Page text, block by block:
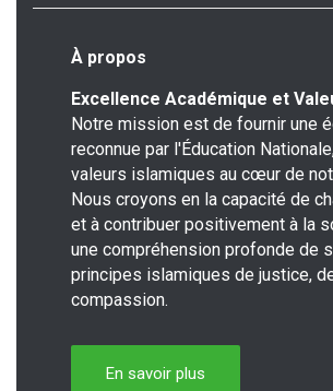
À propos
Excellence Académique et
Notre mission est de fournir une
reconnue par l'Éducation
valeurs islamiques au cœur de
Nous croyons en la capacité de
et à contribuer positivement à la
une compréhension profonde de
principes islamiques de justice,
compassion.
En savoir plus